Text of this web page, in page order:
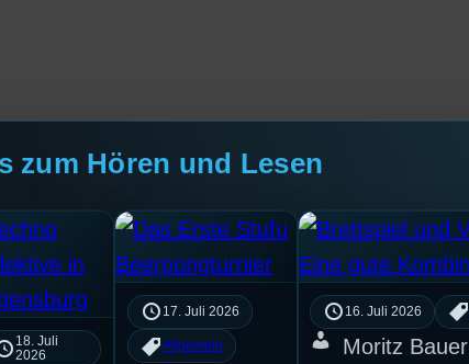
zum Hören und Lesen
18. Juli
2026
17. Juli 2026
Allgemein
16. Juli 2026
Moritz Bauer